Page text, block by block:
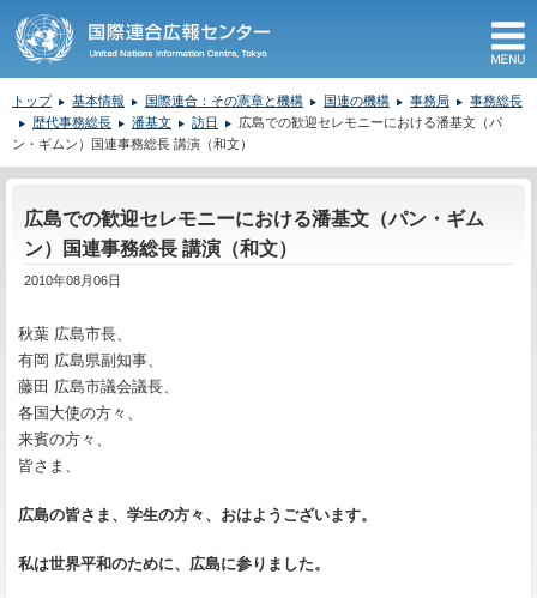
トップ 基本情報 国際連合：その憲章と機構 国連の機構 事務局
事務総長
歴代事務総長
潘基文 訪日
広島での歓迎セレモニーにおける潘基文（パ
ン・ギムン）国連事務総長 講演（和文）
広島での歓迎セレモニーにおける潘基文（パン・ギム
ン）国連事務総長 講演（和文）
2010年08月06日
秋葉 広島市長、
有岡 広島県副知事、
藤田 広島市議会議長、
各国大使の方々、
来賓の方々、
皆さま、
広島の皆さま、学生の方々、おはようございます。
私は世界平和のために、広島に参りました。